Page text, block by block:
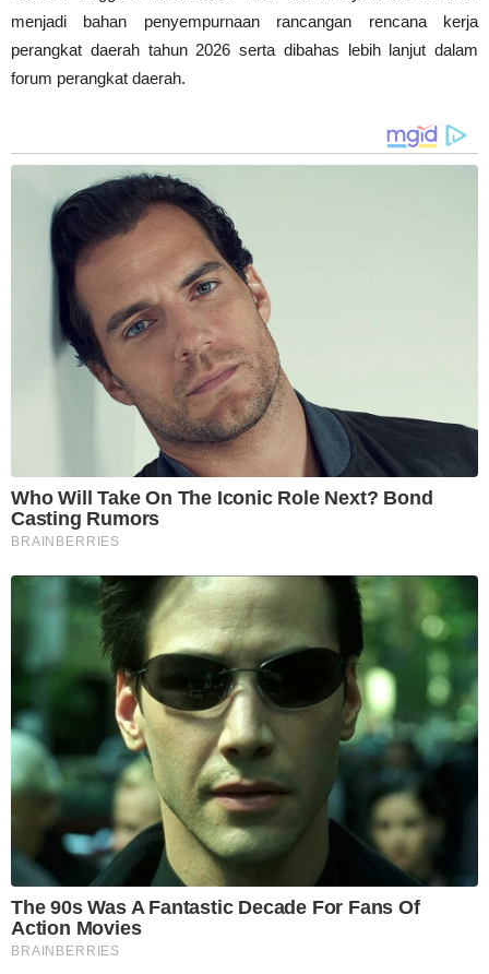
menjadi bahan penyempurnaan rancangan rencana kerja
perangkat daerah tahun 2026 serta dibahas lebih lanjut dalam
forum perangkat daerah.